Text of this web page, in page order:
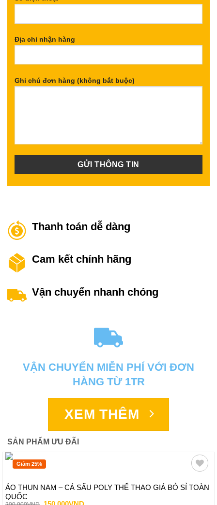
Địa chỉ nhận hàng
Ghi chú đơn hàng (không bắt buộc)
Thanh toán dễ dàng
Cam kết chính hãng
Vận chuyển nhanh chóng
VẬN CHUYỂN MIỄN PHÍ VỚI ĐƠN
HÀNG TỪ 1TR
XEM THÊM
SẢN PHẨM ƯU ĐÃI
Giảm 25%
ÁO THUN NAM – CÁ SẤU POLY THỂ THAO GIÁ BỎ SỈ TOÀN
QUỐC
Giá
Giá